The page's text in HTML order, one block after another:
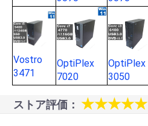
Vostro
3471
OptiPlex
7020
OptiPlex
3050
ストア評価： ★★★★★